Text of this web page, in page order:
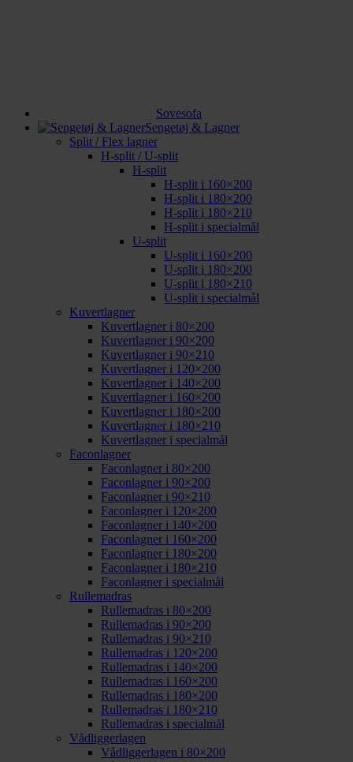
Sovesofa
Sengetøj & Lagner
Split / Flex lagner
H-split / U-split
H-split
H-split i 160×200
H-split i 180×200
H-split i 180×210
H-split i specialmål
U-split
U-split i 160×200
U-split i 180×200
U-split i 180×210
U-split i specialmål
Kuvertlagner
Kuvertlagner i 80×200
Kuvertlagner i 90×200
Kuvertlagner i 90×210
Kuvertlagner i 120×200
Kuvertlagner i 140×200
Kuvertlagner i 160×200
Kuvertlagner i 180×200
Kuvertlagner i 180×210
Kuvertlagner i specialmål
Faconlagner
Faconlagner i 80×200
Faconlagner i 90×200
Faconlagner i 90×210
Faconlagner i 120×200
Faconlagner i 140×200
Faconlagner i 160×200
Faconlagner i 180×200
Faconlagner i 180×210
Faconlagner i specialmål
Rullemadras
Rullemadras i 80×200
Rullemadras i 90×200
Rullemadras i 90×210
Rullemadras i 120×200
Rullemadras i 140×200
Rullemadras i 160×200
Rullemadras i 180×200
Rullemadras i 180×210
Rullemadras i specialmål
Vådliggerlagen
Vådliggerlagen i 80×200